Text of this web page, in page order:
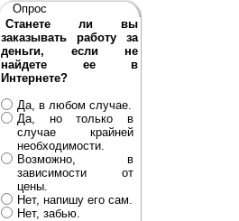
Опрос
Станете ли вы
заказывать работу за
деньги, если не
найдете ее в
Интернете?
Да, в любом случае.
Да, но только в
случае крайней
необходимости.
Возможно, в
зависимости от
цены.
Нет, напишу его сам.
Нет, забью.